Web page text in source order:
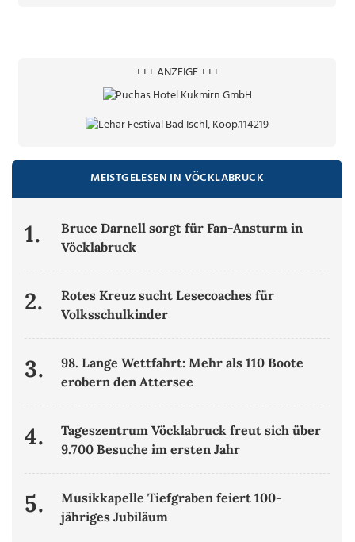
+++ ANZEIGE +++
MEISTGELESEN IN VÖCKLABRUCK
1.
Bruce Darnell sorgt für Fan-Ansturm in
Vöcklabruck
2.
Rotes Kreuz sucht Lesecoaches für
Volksschulkinder
3.
98. Lange Wettfahrt: Mehr als 110 Boote
erobern den Attersee
4.
Tageszentrum Vöcklabruck freut sich über
9.700 Besuche im ersten Jahr
5.
Musikkapelle Tiefgraben feiert 100-
jähriges Jubiläum